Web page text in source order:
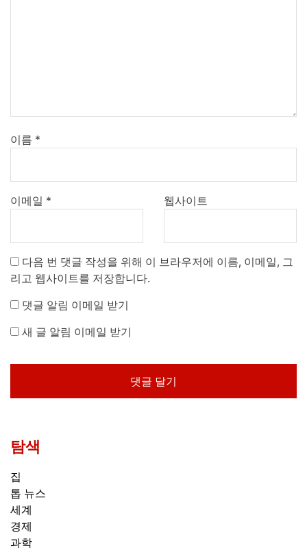
이름 *
이메일 * 웹사이트
다음 번 댓글 작성을 위해 이 브라우저에 이름, 이메일, 그
리고 웹사이트를 저장합니다.
댓글 알림 이메일 받기
새 글 알림 이메일 받기
탐색
집
톱 뉴스
세계
경제
과학